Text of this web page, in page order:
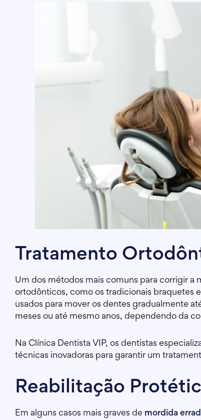
Tratamento
Um dos métodos mais comuns para corrigir a
ortodônticos, como os tradicionais braquetes
usados para mover os dentes gradualmente
meses ou até mesmo anos, dependendo da
Na Clínica Dentista VIP, os dentistas
técnicas inovadoras para garantir um
Reabilitação
Em alguns casos mais graves de mordida